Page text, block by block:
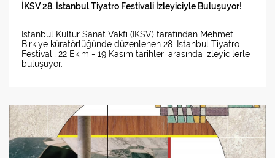
İKSV 28. İstanbul Tiyatro Festivali İzleyiciyle Buluşuyor!
İstanbul Kültür Sanat Vakfı (İKSV) tarafından Mehmet
Birkiye küratörlüğünde düzenlenen 28. İstanbul Tiyatro
Festivali, 22 Ekim - 19 Kasım tarihleri arasında izleyicilerle
buluşuyor.